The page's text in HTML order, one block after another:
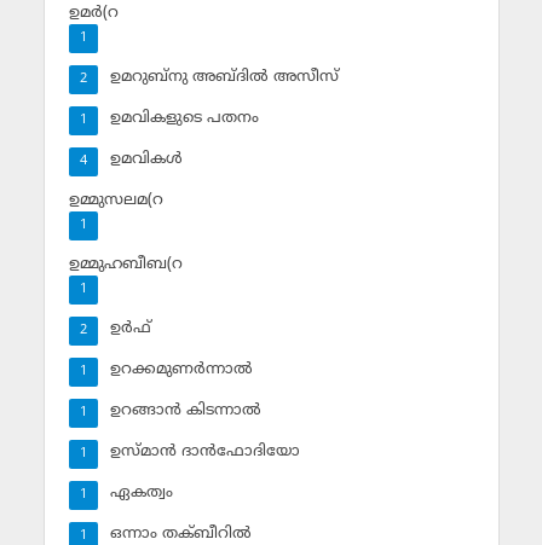
ഉമര്‍(റ
1
ഉമറുബ്‌നു അബ്ദില്‍ അസീസ്‌
2
ഉമവികളുടെ പതനം
1
ഉമവികള്‍
4
ഉമ്മുസലമ(റ
1
ഉമ്മുഹബീബ(റ
1
ഉര്‍ഫ്
2
ഉറക്കമുണര്‍ന്നാല്‍
1
ഉറങ്ങാന്‍ കിടന്നാല്‍
1
ഉസ്മാന്‍ ദാന്‍ഫോദിയോ
1
ഏകത്വം
1
ഒന്നാം തക്ബീറില്‍
1